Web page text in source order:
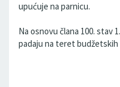
upućuje na parnicu.
Na osnovu člana 100. stav
padaju na teret budžetskih